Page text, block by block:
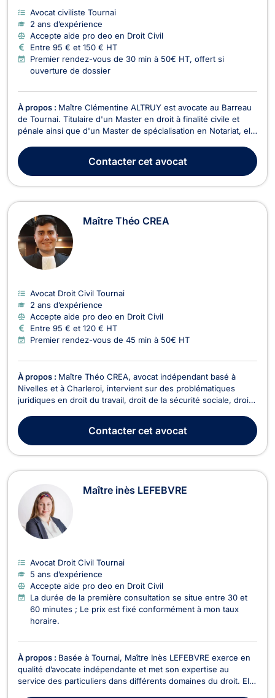
Avocat civiliste Tournai
2 ans d’expérience
Accepte aide pro deo en Droit Civil
Entre 95 € et 150 € HT
Premier rendez-vous de 30 min à 50€ HT, offert si
ouverture de dossier
À propos : Maître Clémentine ALTRUY est avocate au Barreau
de Tournai. Titulaire d'un Master en droit à finalité civile et
pénale ainsi que d'un Master de spécialisation en Notariat, elle
rigueur, disponibilité et engagement dans la défense de leurs
droits et de leurs intérêts. En...
Contactercet avocat
Maître Théo CREA
Avocat Droit Civil Tournai
2 ans d’expérience
Accepte aide pro deo en Droit Civil
Entre 95 € et 120 € HT
Premier rendez-vous de 45 min à 50€ HT
À propos : Maître Théo CREA, avocat indépendant basé à
Nivelles et à Charleroi, intervient sur des problématiques
juridiques en droit du travail, droit de la sécurité sociale, droit
collaboratif, médiation et arbitrage. Il met son expertise à votre
service pour défendre vos ...
Contactercet avocat
Maître inès LEFEBVRE
Avocat Droit Civil Tournai
5 ans d’expérience
Accepte aide pro deo en Droit Civil
La durée de la première consultation se situe entre 30 et
60 minutes ; Le prix est fixé conformément à mon taux
horaire.
À propos : Basée à Tournai, Maître Inès LEFEBVRE exerce en
qualité d’avocate indépendante et met son expertise au
service des particuliers dans différents domaines du droit. Elle